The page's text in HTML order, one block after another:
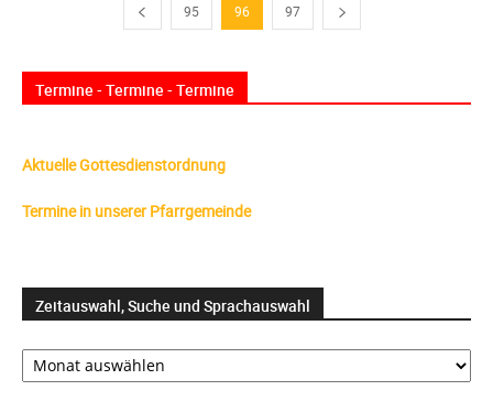
95 96 97
Termine - Termine - Termine
Aktuelle Gottesdienstordnung
Termine in unserer Pfarrgemeinde
Zeitauswahl, Suche und Sprachauswahl
Zeitauswahl,
Suche